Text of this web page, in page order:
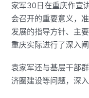
家军30日在重庆作宣
会召开的重要意义，
发展的指导方针、主
重庆实际进行了深入阐
袁家军还与基层干部
济圈建设等问题，深